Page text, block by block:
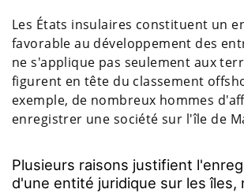
Les États insulaires constituent un
favorable au développement des
ne s'applique pas seulement aux
figurent en tête du classement
exemple, de nombreux hommes
enregistrer une société sur l'île de
Plusieurs raisons justifient
d'une entité juridique sur les îles,